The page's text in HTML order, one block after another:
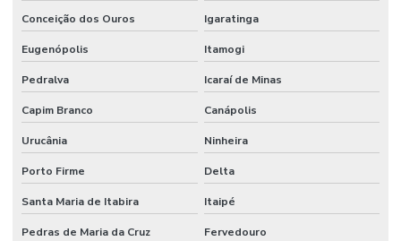
Conceição dos Ouros Igaratinga
Eugenópolis Itamogi
Pedralva Icaraí de Minas
Capim Branco Canápolis
Urucânia Ninheira
Porto Firme Delta
Santa Maria de Itabira Itaipé
Pedras de Maria da Cruz Fervedouro